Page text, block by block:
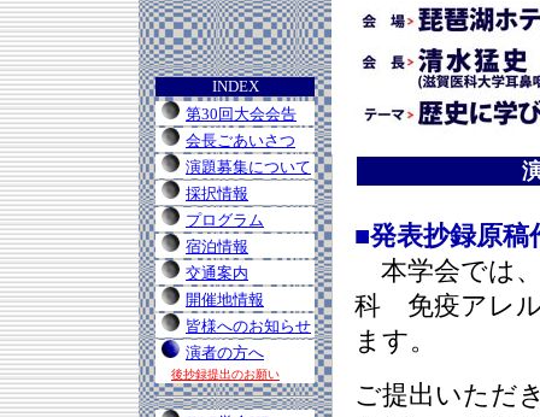
INDEX
第30回大会会告
会長ごあいさつ
演題募集について
採択情報
プログラム
宿泊情報
交通案内
開催地情報
皆様へのお知らせ
演者の方へ
後抄録提出のお願い
■発表抄録原
本学会では
科 免疫アレル
ます。
ご提出いただ